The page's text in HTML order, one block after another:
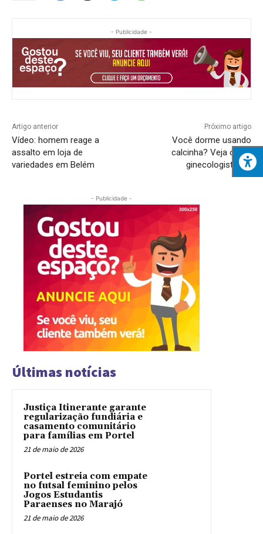
- Publicidade -
Artigo anterior
Vídeo: homem reage a
assalto em loja de
variedades em Belém
Próximo artigo
Você dorme usando
calcinha? Veja o que
ginecologista diz
- Publicidade -
Últimas notícias
Justiça Itinerante garante
regularização fundiária e
casamento comunitário
para famílias em Portel
21 de maio de 2026
Portel estreia com empate
no futsal feminino pelos
Jogos Estudantis
Paraenses no Marajó
21 de maio de 2026